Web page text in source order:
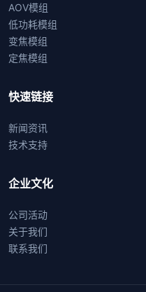
AOV模组
低功耗模组
变焦模组
定焦模组
快速链接
新闻资讯
技术支持
企业文化
公司活动
关于我们
联系我们